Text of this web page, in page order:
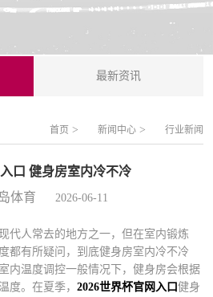
最新资讯
首页 > 新闻中心 > 行业新闻
口 健身房室内冷不冷
体育 2026-06-11
代人常去的地方之一，但在室内锻炼
都有所疑问，到底健身房室内冷不冷
内温度调控一般情况下，健身房会根据
度。在夏季， 2026世界杯官网入口健身